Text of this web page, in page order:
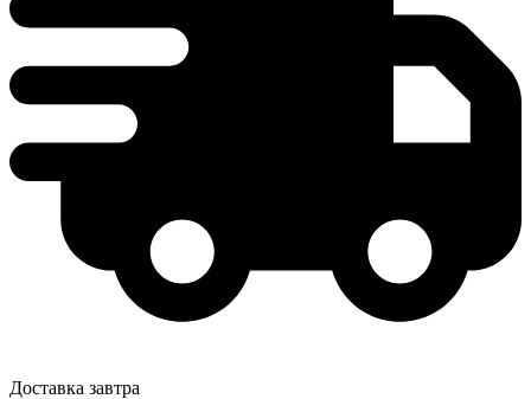
Доставка завтра